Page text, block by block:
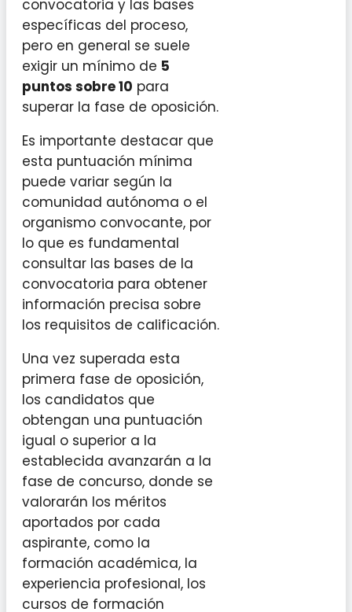
convocatoria y las bases
específicas del proceso,
pero en general se suele
exigir un mínimo de 5
puntos sobre 10 para
superar la fase de oposición.
Es importante destacar que
esta puntuación mínima
puede variar según la
comunidad autónoma o el
organismo convocante, por
lo que es fundamental
consultar las bases de la
convocatoria para obtener
información precisa sobre
los requisitos de calificación.
Una vez superada esta
primera fase de oposición,
los candidatos que
obtengan una puntuación
igual o superior a la
establecida avanzarán a la
fase de concurso, donde se
valorarán los méritos
aportados por cada
aspirante, como la
formación académica, la
experiencia profesional, los
cursos de formación